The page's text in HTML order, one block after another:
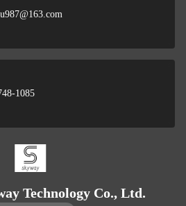
1085
Technology Co., Ltd.